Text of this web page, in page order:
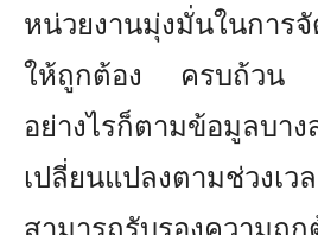
หน่วยงานมุ่งมั่นในการ
ให้ถูกต้อง ครบถ้วน
อย่างไรก็ตามข้อมูลบาง
เปลี่ยนแปลงตามช่วงเ
สามารถรับรองความถู